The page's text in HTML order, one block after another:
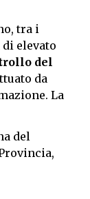
tra i
elevato
del
da
La
del